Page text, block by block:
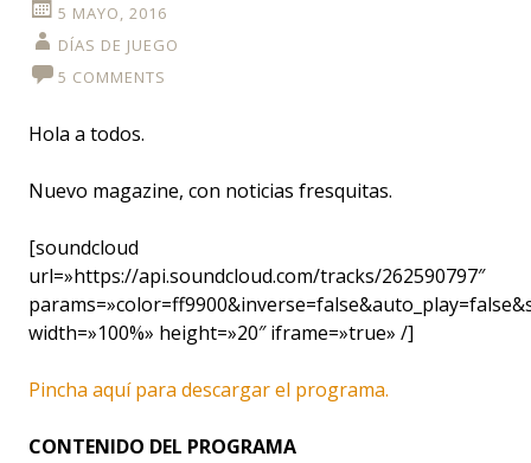
5 MAYO, 2016
DÍAS DE JUEGO
5 COMMENTS
Hola a todos.
Nuevo magazine, con noticias fresquitas.
[soundcloud
url=»https://api.soundcloud.com/tracks/262590797″
width=»100%» height=»20″ iframe=»true» /]
Pincha aquí para descargar el programa.
CONTENIDO DEL PROGRAMA